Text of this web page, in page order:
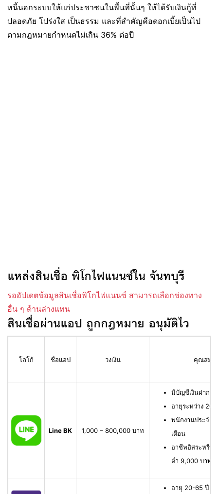
หนี้นอกระบบให้แก่ประชาชนในพื้นที่นั้นๆ ให้ได้รับเงินกู้ที่
ปลอดภัย โปร่งใส เป็นธรรม และที่สำคัญคือดอกเบี้ยเป็นไป
ตามกฎหมายกำหนดไม่เกิน 36% ต่อปี
แหล่งสินเชื่อ พิโกไฟแนนซ์ใน จันทบุรี
รออัปเดตข้อมูลสินเชื่อพิโกไฟแนนซ์ สามารถเลือกช่องทาง
อื่น ๆ ด้านล่างแทน
สินเชื่อผ่านแอป ถูกกฎหมาย อนุมัติไว
โลโก้ ชื่อแอป วงเงิน คุณสมบั
Line BK 1,000 – 800,000 บาท
มีบัญชีเงินฝาก
อายุระหว่าง 20
พนักงานประจำ
เดือน
อาชีพอิสระหรือ
ต่ำ 9,000 บาทต่
อายุ 20-65 ปี เ